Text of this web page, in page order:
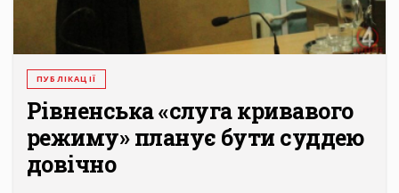
ПУБЛІКАЦІЇ
Рівненська «слуга кривавого
режиму» планує бути суддею
довічно